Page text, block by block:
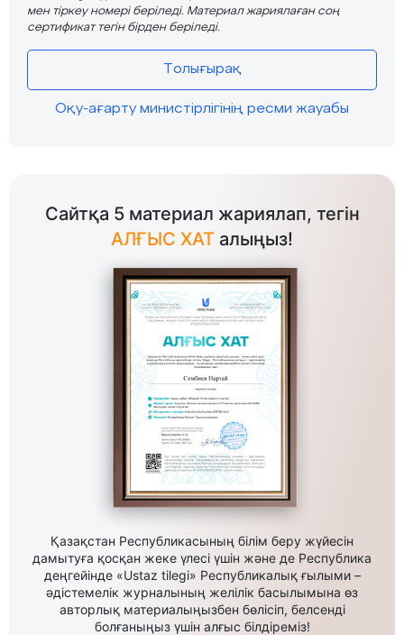
мен тіркеу номері беріледі. Материал жариялаған соң
сертификат тегін бірден беріледі.
Толығырақ
Оқу-ағарту министірлігінің ресми жауабы
Сайтқа 5 материал жариялап, тегін
АЛҒЫС ХАТ алыңыз!
Қазақстан Республикасының білім беру жүйесін
дамытуға қосқан жеке үлесі үшін және де Республика
деңгейінде «Ustaz tilegi» Республикалық ғылыми –
әдістемелік журналының желілік басылымына өз
авторлық материалыңызбен бөлісіп, белсенді
болғаныңыз үшін алғыс білдіреміз!